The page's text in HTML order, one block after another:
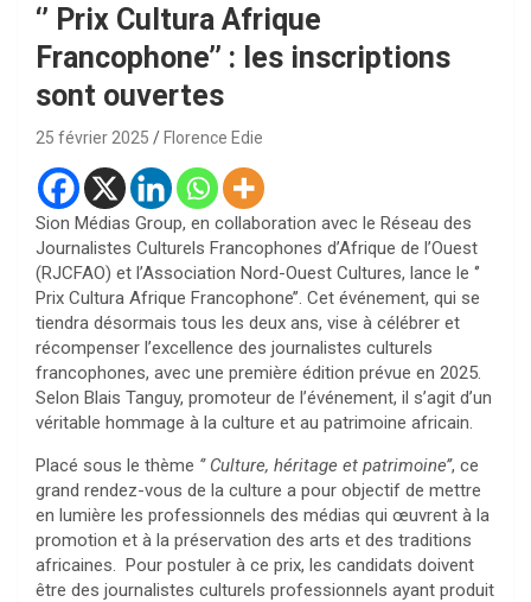
‘’ Prix Cultura Afrique
Francophone’’ : les inscriptions
sont ouvertes
25 février 2025 Florence Edie
Sion Médias Group, en collaboration avec le Réseau des
Journalistes Culturels Francophones d’Afrique de l’Ouest
(RJCFAO) et l’Association Nord-Ouest Cultures, lance le ‘’
Prix Cultura Afrique Francophone’’. Cet événement, qui se
tiendra désormais tous les deux ans, vise à célébrer et
récompenser l’excellence des journalistes culturels
francophones, avec une première édition prévue en 2025.
Selon Blais Tanguy, promoteur de l’événement, il s’agit d’un
véritable hommage à la culture et au patrimoine africain.
Placé sous le thème ‘’ Culture, héritage et patrimoine’’, ce
grand rendez-vous de la culture a pour objectif de mettre
en lumière les professionnels des médias qui œuvrent à la
promotion et à la préservation des arts et des traditions
africaines. Pour postuler à ce prix, les candidats doivent
être des journalistes culturels professionnels ayant produit